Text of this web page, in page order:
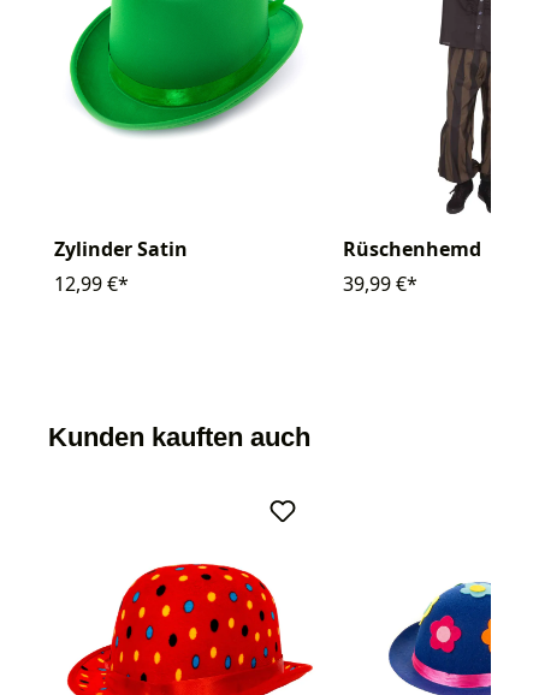
Zylinder Satin
12,99 €*
Rüschenhemd
39,99 €*
Kunden kauften auch